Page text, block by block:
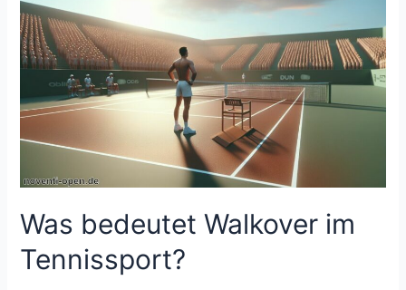
Die
besten
Tanzschuhe
für
Damen
Was bedeutet Walkover im
Tennissport?